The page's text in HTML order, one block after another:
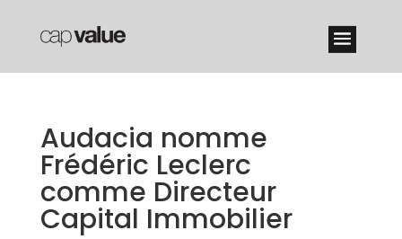
Audacia nomme
Frédéric Leclerc
comme Directeur
Capital Immobilier